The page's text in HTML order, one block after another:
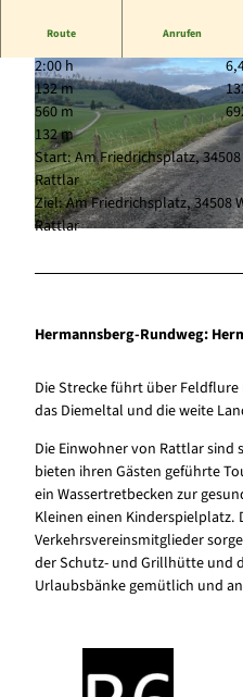
© (c) Klaus-Peter Kappest | CC-BY-SA
Route Anrufen
2:00 h
132 m
560 m
132 m
Start: Am Friedrichsplatz,
Rattlar
Ziel: Am Friedrichsplatz, 34508
Rattlar
Hermannsberg-Rundweg:
Die Strecke führt über
das Diemeltal und die weite
Die Einwohner von Rattlar
bieten ihren Gästen geführte
ein Wassertretbecken zur
Kleinen einen Kinderspielplatz.
Verkehrsvereinsmitglieder
der Schutz- und Grillhütte und
Urlaubsbänke gemütlich und